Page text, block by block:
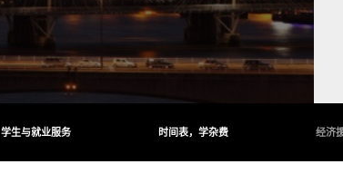
学生与就业服务 时间表，学杂费 经济